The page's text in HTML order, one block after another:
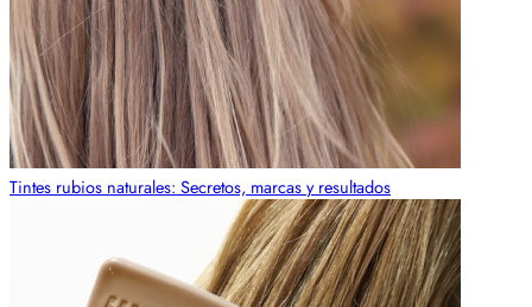
Tintes rubios naturales: Secretos, marcas y resultados